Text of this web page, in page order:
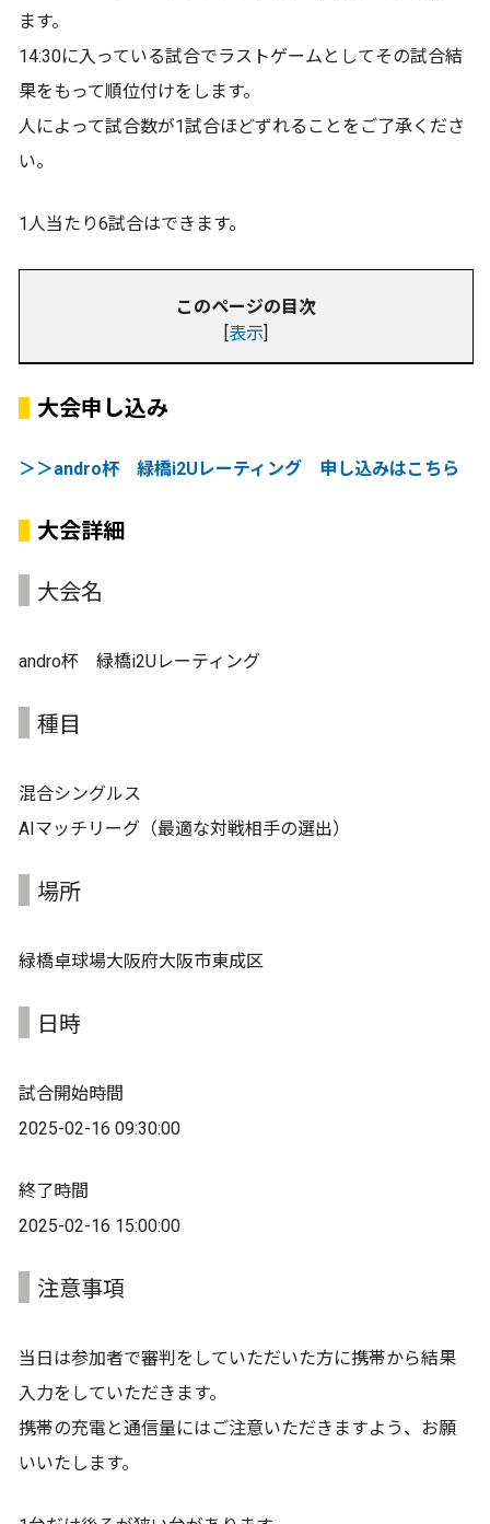
ます。
14:30に入っている試合でラストゲームとしてその試合結
果をもって順位付けをします。
人によって試合数が1試合ほどずれることをご了承くださ
い。
1人当たり6試合はできます。
このページの目次
[表示]
大会申し込み
＞＞andro杯 緑橋i2Uレーティング 申し込みはこちら
大会詳細
大会名
andro杯 緑橋i2Uレーティング
種目
混合シングルス
AIマッチリーグ（最適な対戦相手の選出）
場所
緑橋卓球場大阪府大阪市東成区
日時
試合開始時間
2025-02-16 09:30:00
終了時間
2025-02-16 15:00:00
注意事項
当日は参加者で審判をしていただいた方に携帯から結果
入力をしていただきます。
携帯の充電と通信量にはご注意いただきますよう、お願
いいたします。